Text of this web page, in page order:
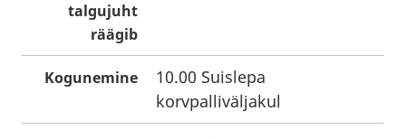
talgujuht
räägib
Kogunemine
10.00 Suislepa
korvpalliväljakul